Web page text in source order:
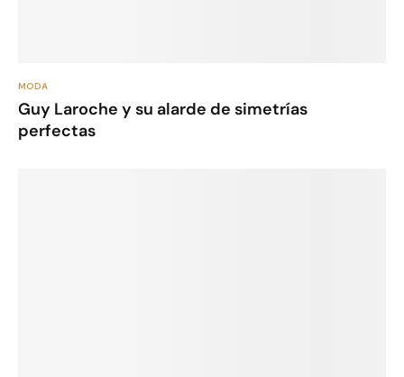
MODA
Guy Laroche y su alarde de simetrías
perfectas